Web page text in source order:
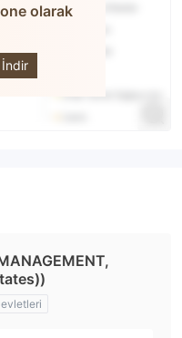
olarak
İndir